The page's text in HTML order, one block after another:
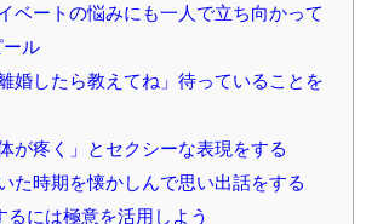
ベートの悩みにも一人で立ち向かって
ール
婚したら教えてね」待っていることを
が疼く」とセクシーな表現をする
た時期を懐かしんで思い出話をする
るには極意を活用しよう